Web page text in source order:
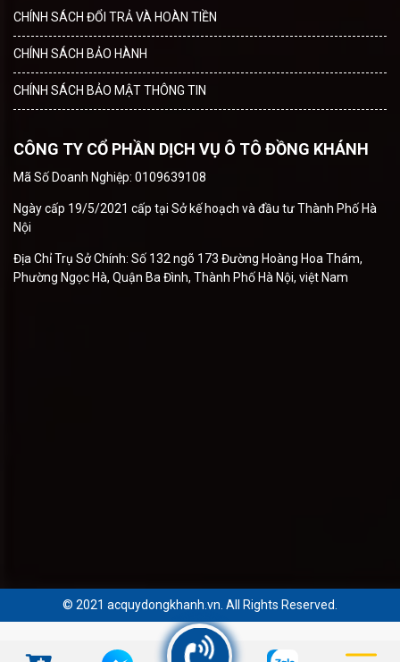
CHÍNH SÁCH ĐỔI TRẢ VÀ HOÀN TIỀN
CHÍNH SÁCH BẢO HÀNH
CHÍNH SÁCH BẢO MẬT THÔNG TIN
CÔNG TY CỔ PHẦN DỊCH VỤ Ô TÔ ĐỒNG KHÁNH
Mã Số Doanh Nghiệp: 0109639108
Ngày cấp 19/5/2021 cấp tại Sở kế hoạch và đầu tư Thành Phố Hà
Nội
Địa Chỉ Trụ Sở Chính: Số 132 ngõ 173 Đường Hoàng Hoa Thám,
Phường Ngọc Hà, Quận Ba Đình, Thành Phố Hà Nội, việt Nam
© 2021 acquydongkhanh.vn. All Rights Reserved.